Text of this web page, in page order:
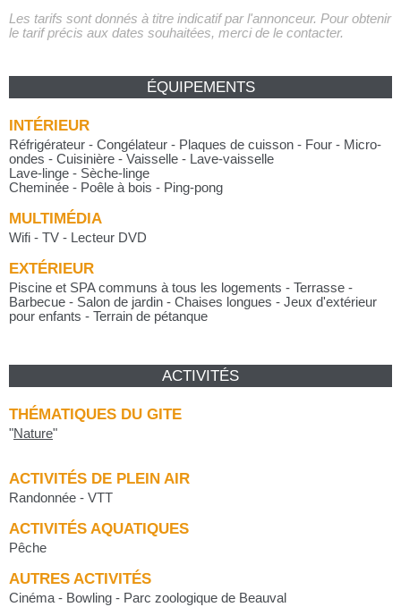
Les tarifs sont donnés à titre indicatif par l'annonceur. Pour obtenir
le tarif précis aux dates souhaitées, merci de le contacter.
ÉQUIPEMENTS
INTÉRIEUR
Réfrigérateur - Congélateur - Plaques de cuisson - Four - Micro-
ondes - Cuisinière - Vaisselle - Lave-vaisselle
Lave-linge - Sèche-linge
Cheminée - Poêle à bois - Ping-pong
MULTIMÉDIA
Wifi - TV - Lecteur DVD
EXTÉRIEUR
Piscine et SPA communs à tous les logements - Terrasse -
Barbecue - Salon de jardin - Chaises longues - Jeux d'extérieur
pour enfants - Terrain de pétanque
ACTIVITÉS
THÉMATIQUES DU GITE
"Nature"
ACTIVITÉS DE PLEIN AIR
Randonnée - VTT
ACTIVITÉS AQUATIQUES
Pêche
AUTRES ACTIVITÉS
Cinéma - Bowling - Parc zoologique de Beauval